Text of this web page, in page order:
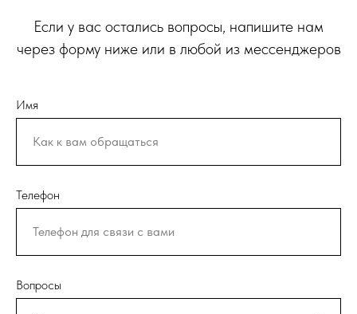
Если у вас остались вопросы, напишите нам
через форму ниже или в любой из мессенджеров
Имя
Телефон
Вопросы